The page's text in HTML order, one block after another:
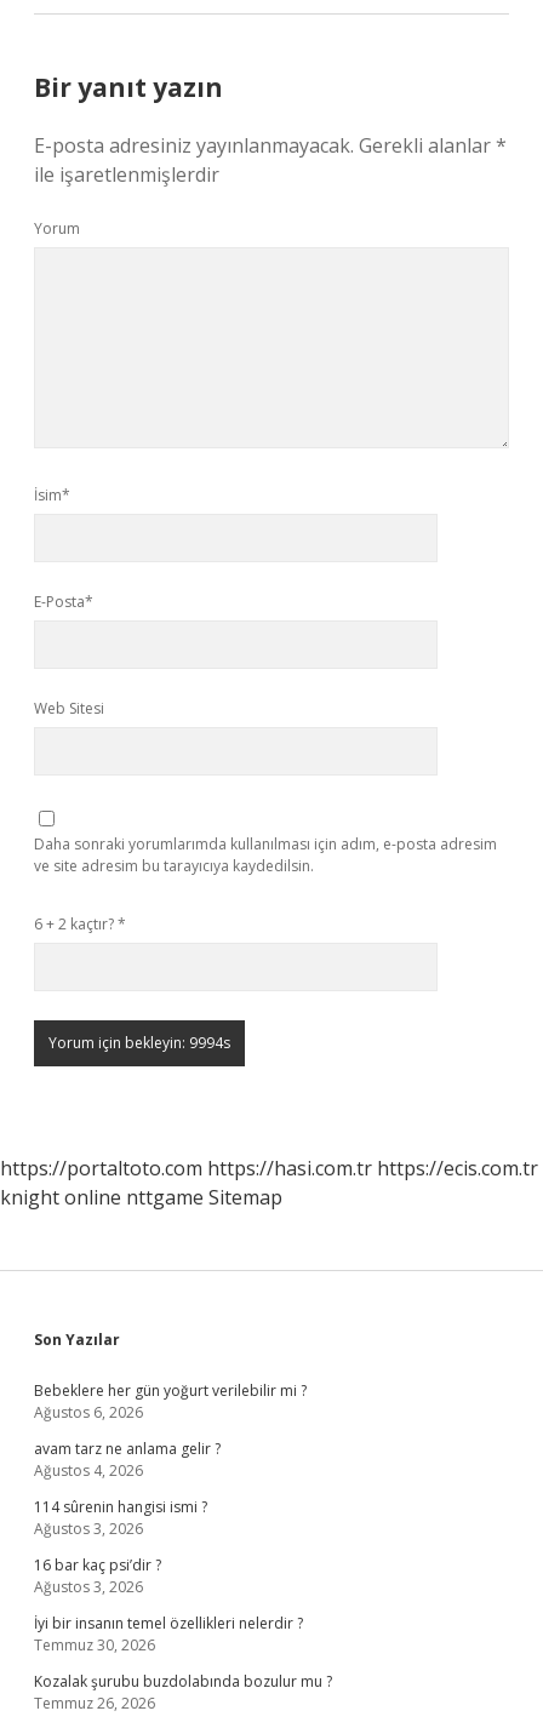
Bir yanıt yazın
E-posta adresiniz yayınlanmayacak. Gerekli alanlar*
ile işaretlenmişlerdir
Yorum
İsim*
E-Posta*
Web Sitesi
Daha sonraki yorumlarımda kullanılması için adım, e-posta adresim
ve site adresim bu tarayıcıya kaydedilsin.
6 + 2 kaçtır?*
https://portaltoto.com https://hasi.com.tr https://ecis.com.tr
knight online nttgame Sitemap
Sidebar
Son Yazılar
Bebeklere her gün yoğurt verilebilir mi ?
Ağustos 6, 2026
avam tarz ne anlama gelir ?
Ağustos 4, 2026
114 sûrenin hangisi ismi ?
Ağustos 3, 2026
16 bar kaç psi’dir ?
Ağustos 3, 2026
İyi bir insanın temel özellikleri nelerdir ?
Temmuz 30, 2026
Kozalak şurubu buzdolabında bozulur mu ?
Temmuz 26, 2026